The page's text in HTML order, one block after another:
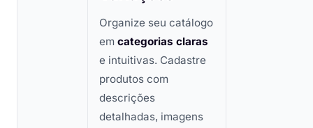
Organize seu catálogo
em categorias claras
e intuitivas. Cadastre
produtos com
descrições
detalhadas, imagens